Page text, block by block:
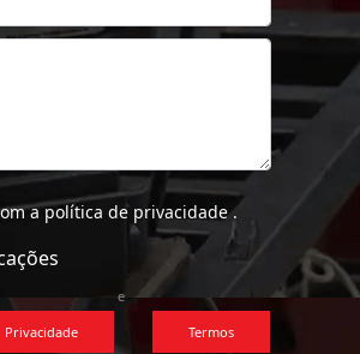
apolítica de privacidade.
Privacidade
e
Termos